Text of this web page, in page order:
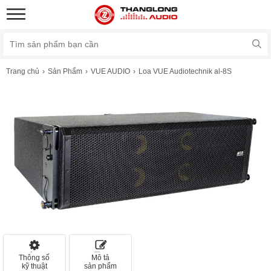
Trang chủ Sản Phẩm VUE AUDIO Loa VUE Audiotechnik al-8S
Thông số
kỹ thuật
Mô tả
sản phẩm